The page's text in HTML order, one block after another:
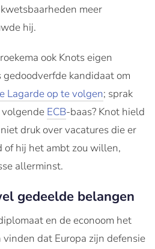
meer
hij.
ook Knots eigen
kandidaat om
Lagarde op te volgen; sprak
volgende ECB-baas? Knot hield
druk over vacatures die er
of hij het ambt zou willen,
allerminst.
gedeelde belangen
en de econoom het
dat Europa zijn defensie